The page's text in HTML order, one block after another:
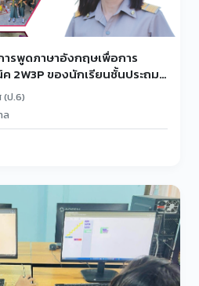
รพูดภาษาอังกฤษเพื่อการ
2W3P ของนักเรียนชั้นประถม
(ป.6)
ล